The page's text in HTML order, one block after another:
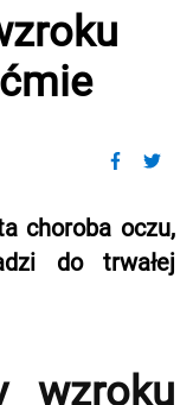
choroba oczu,
do trwałej
wzroku